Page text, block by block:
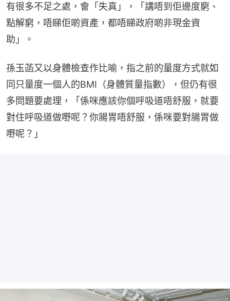
有很多不足之處，會「失真」，「講唔到佢邊度窮、
點解窮，唔睇佢啲資產，都唔睇政府啲非現金資
助」。
孫玉菡又以身體檢查作比喻，指之前的量度方式就如
同只量度一個人的BMI（身體質量指數），但仍有很
多問題要處理，「係咪應該你個呼吸道唔舒服，就要
對住呼吸道做嘢呢？你腸胃唔舒服，係咪要對腸胃做
嘢呢？」